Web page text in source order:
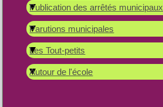
Publication des arrêtés municipaux
Parutions municipales
Les Tout-petits
Autour de l'école